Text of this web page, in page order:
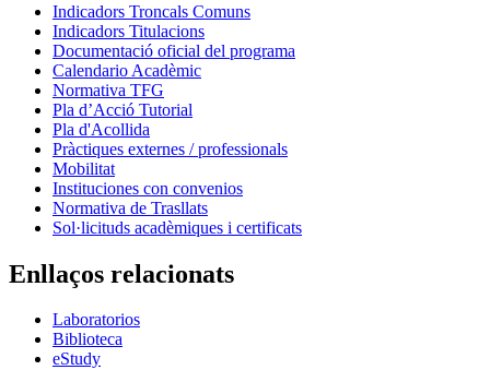
Indicadors Troncals Comuns
Indicadors Titulacions
Documentació oficial del programa
Calendario Acadèmic
Normativa TFG
Pla d’Acció Tutorial
Pla d'Acollida
Pràctiques externes / professionals
Mobilitat
Instituciones con convenios
Normativa de Trasllats
Sol·licituds acadèmiques i certificats
Enllaços relacionats
Laboratorios
Biblioteca
eStudy